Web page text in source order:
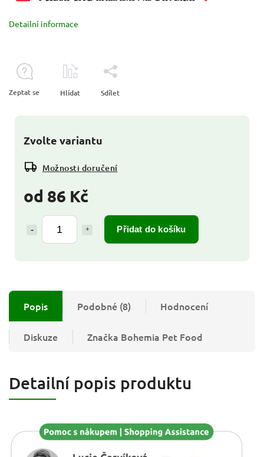
od 86 Kč
Přidat do košíku
Zvolte variantu
Možnosti doručení
Detailní informace
Zeptat se Hlídat Sdílet
Popis Podobné (8) Hodnocení
Diskuze Značka Bohemia Pet Food
Detailní popis produktu